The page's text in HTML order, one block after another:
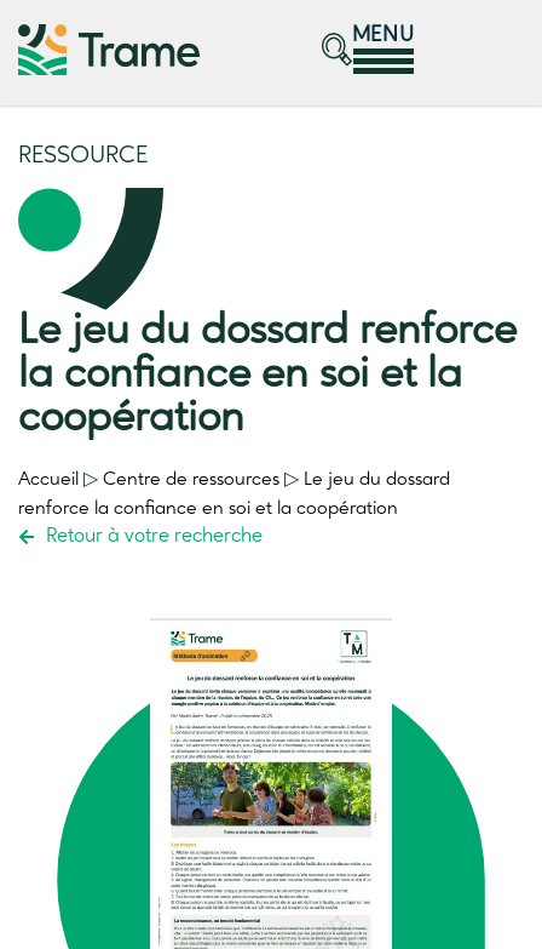
MENU
RESSOURCE
Le jeu du dossard renforce
la confiance en soi et la
coopération
Accueil ▷ Centre de ressources ▷ Le jeu du dossard
renforce la confiance en soi et la coopération
Retour à votre recherche